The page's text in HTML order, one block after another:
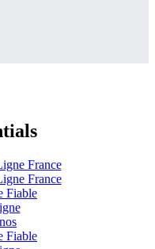
France
France
Fiable
Fiable